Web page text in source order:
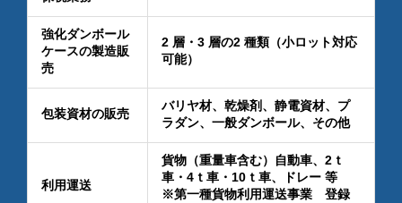
強化ダンボール
ケースの製造販
売
2 層・3 層の2 種類（小ロット対応
可能）
包装資材の販売
バリヤ材、乾燥剤、静電資材、プ
ラダン、一般ダンボール、その他
利用運送
貨物（重量車含む）自動車、2ｔ
車・4ｔ車・10ｔ車、ドレー 等
※第一種貨物利用運送事業 登録